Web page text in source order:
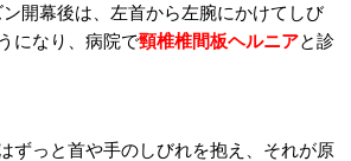
開幕後は、左首から左腕にかけてしび
になり、病院で頸椎椎間板ヘルニアと診
ずっと首や手のしびれを抱え、それが原